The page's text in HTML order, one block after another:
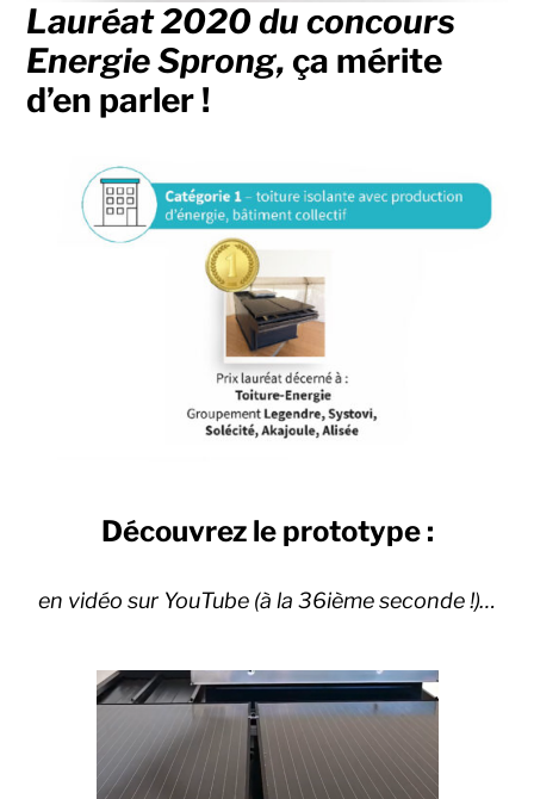
Lauréat 2020 du concours
Energie Sprong,ça mérite
d’en parler !
Découvrez le prototype :
en vidéo sur YouTube (à la 36ième seconde !)…